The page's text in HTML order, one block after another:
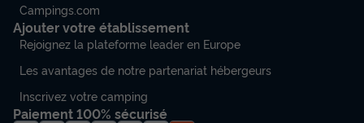
Campings.com
Ajouter votre établissement
Rejoignez la plateforme leader en Europe
Les avantages de notre partenariat hébergeurs
Inscrivez votre camping
Paiement 100% sécurisé